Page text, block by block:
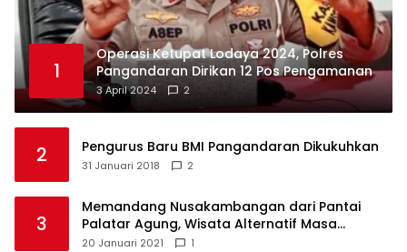
1
Operasi Ketupat Lodaya 2024, Polres
Pangandaran Dirikan 12 Pos Pengamanan
3 April 2024 2
2 Pengurus Baru BMI Pangandaran Dikukuhkan
31 Januari 2018 2
3
Memandang Nusakambangan dari Pantai
Palatar Agung, Wisata Alternatif Masa
Pandemi
20 Januari 2021 1